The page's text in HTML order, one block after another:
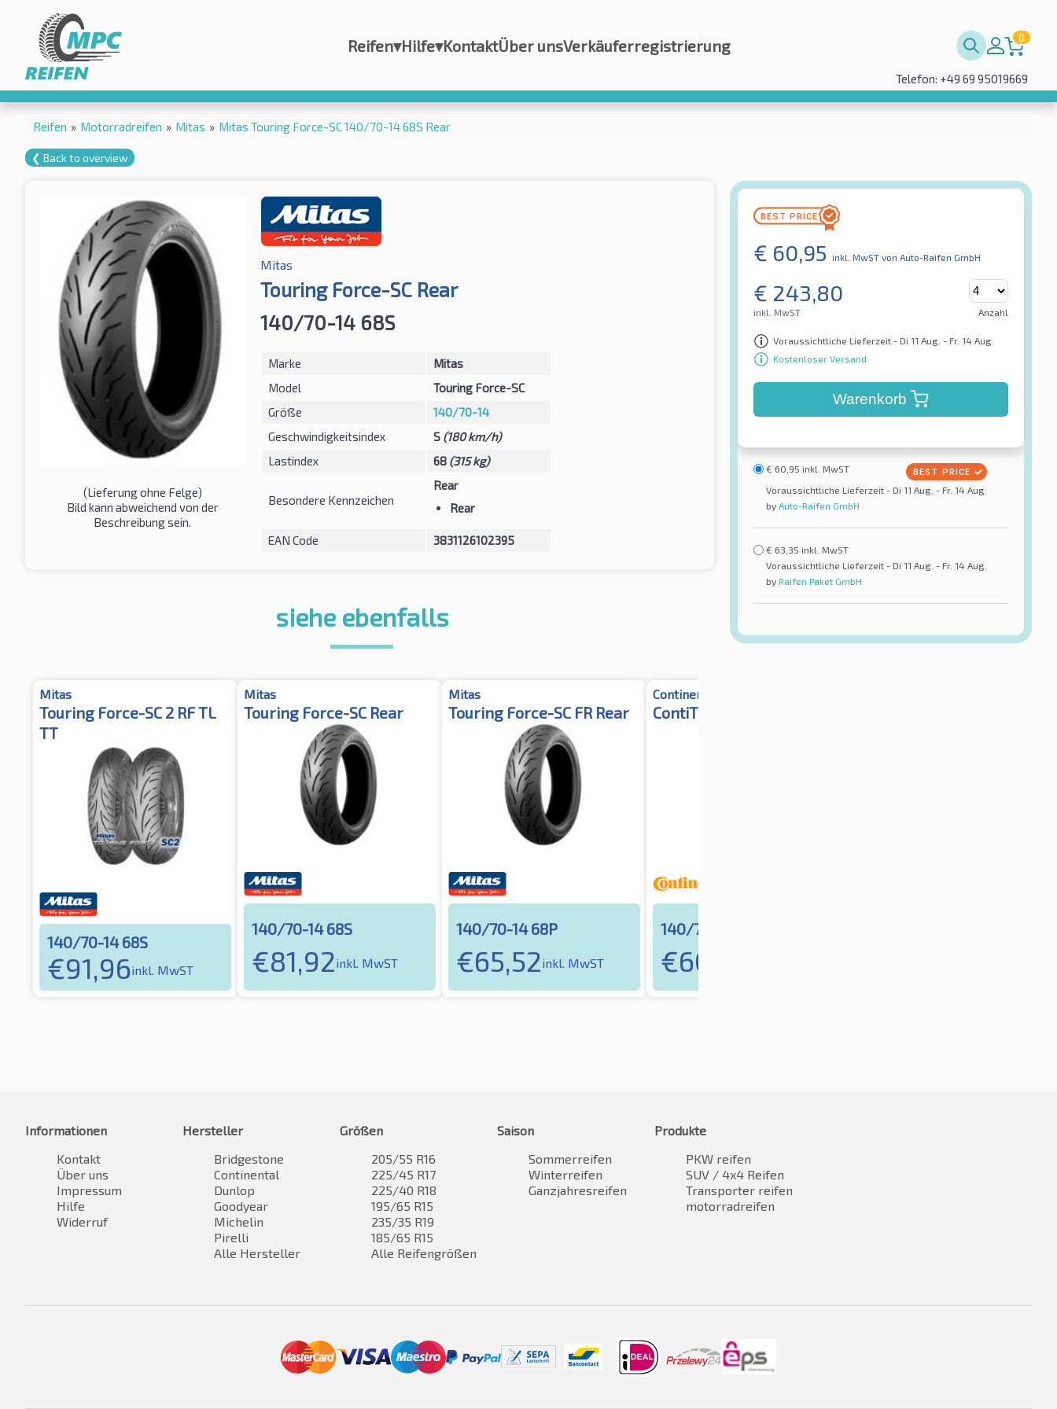
Reifen▾Hilfe▾KontaktÜber unsVerkäuferregistrierung 0
Telefon: +49 69 95019669
Reifen » Motorradreifen » Mitas » Mitas Touring Force-SC 140/70-14 68S Rear
❮ Back to overview
(Lieferung ohne Felge)
Bild kann abweichend von der
Beschreibung sein.
Mitas
Touring Force-SC Rear
140/70-14 68S
Marke
Mitas
Model
Touring Force-SC
Größe
140/70-14
Geschwindigkeitsindex
S (180 km/h)
Lastindex
68 (315 kg)
Besondere Kennzeichen
Rear
Rear
EAN Code 3831126102395
€ 60,95 inkl. MwST von Auto-Raifen GmbH
€ 243,80
inkl. MwST Anzahl
Voraussichtliche Lieferzeit - Di 11 Aug. - Fr. 14 Aug.
Kostenloser Versand
Warenkorb
€ 60,95 inkl. MwST
Voraussichtliche Lieferzeit - Di 11 Aug. - Fr. 14 Aug.
by Auto-Raifen GmbH
€ 63,35 inkl. MwST
Voraussichtliche Lieferzeit - Di 11 Aug. - Fr. 14 Aug.
by Raifen Paket GmbH
siehe ebenfalls
Mitas
Touring Force-SC 2 RF TL
TT
140/70-14 68S
€91,96inkl. MwST
Mitas
Touring Force-SC Rear
140/70-14 68S
€81,92inkl. MwST
Mitas
Touring Force-SC FR Rear
140/70-14 68P
€65,52inkl. MwST
Continental
ContiTwist M/C TL
140/70-14 68S
€60,06
Informationen
Kontakt
Über uns
Impressum
Hilfe
Widerruf
Hersteller
Bridgestone
Continental
Dunlop
Goodyear
Michelin
Pirelli
Alle Hersteller
Größen
205/55 R16
225/45 R17
225/40 R18
195/65 R15
235/35 R19
185/65 R15
Alle Reifengrößen
Saison
Sommerreifen
Winterreifen
Ganzjahresreifen
Produkte
PKW reifen
SUV / 4x4 Reifen
Transporter reifen
motorradreifen